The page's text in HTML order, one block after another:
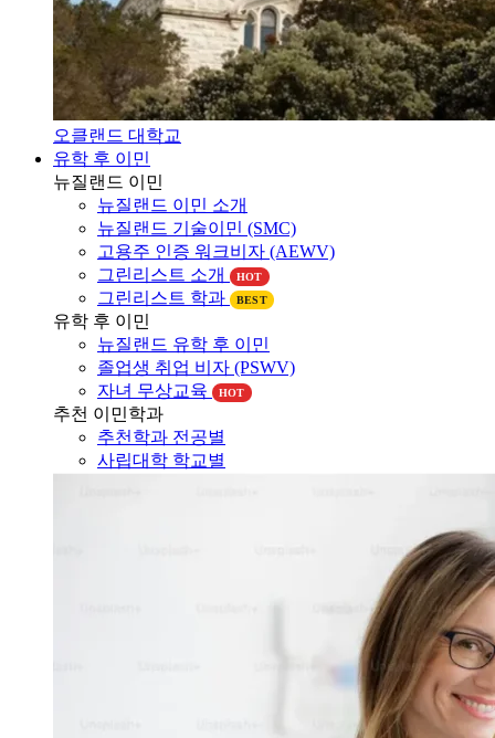
오클랜드 대학교
유학 후 이민
뉴질랜드 이민
뉴질랜드 이민 소개
뉴질랜드 기술이민 (SMC)
고용주 인증 워크비자 (AEWV)
그린리스트 소개
그린리스트 학과 BEST
유학 후 이민
뉴질랜드 유학 후 이민
졸업생 취업 비자 (PSWV)
자녀 무상교육
HOT
추천 이민학과